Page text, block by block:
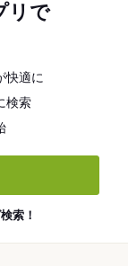
リで
快適に
検索
索！